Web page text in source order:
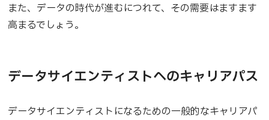
また、データの時代が進むにつれて、その需要はますます
高まるでしょう。
データサイエンティストへのキャリアパス
データサイエンティストになるための一般的なキャリアパ